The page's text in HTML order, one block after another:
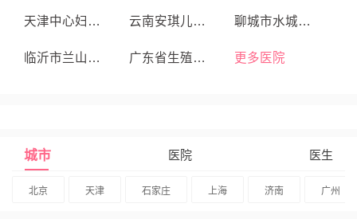
天津中心妇产医院 云南安琪儿妇产医院 聊城市水城妇产医院
临沂市兰山区蓝湾医院 广东省生殖医院 更多医院
城市 医院 医生
北京 天津 石家庄 上海 济南 广州